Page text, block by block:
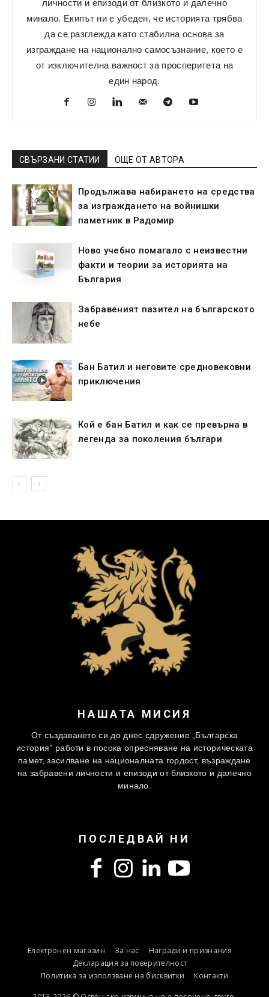
личности и епизоди от близкото и далечно
минало. Екипът ни е убеден, че историята трябва
да се разглежда като стабилна основа за
изграждане на национално самосъзнание, което е
от изключителна важност за просперитета на
един народ.
СВЪРЗАНИ СТАТИИ ОЩЕ ОТ АВТОРА
Продължава набирането на средства
за изграждането на войнишки
паметник в Радомир
Ново учебно помагало с неизвестни
факти и теории за историята на
България
Забравеният пазител на българското
небе
Бан Батил и неговите средновековни
приключения
Кой е бан Батил и как се превърна в
легенда за поколения българи
НАШАТА МИСИЯ
От създаването си до днес сдружение „Българска
история” работи в посока опресняване на историческата
памет, засилване на националната гордост, възраждане
на забравени личности и епизоди от близкото и далечно
минало.
ПОСЛЕДВАЙ НИ
Електронен магазин За нас
Награди и признания
Декларация за поверителност
Политика за използване на бисквитки
Контакти